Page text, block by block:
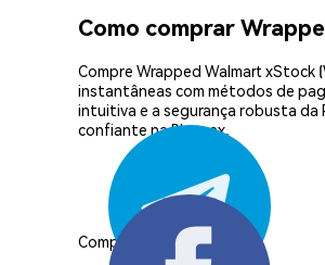
Como comprar
Compre Wrapped Walmart xStock
instantâneas com métodos de
intuitiva e a segurança robusta da
confiante na Phemex.
Compartilhar: